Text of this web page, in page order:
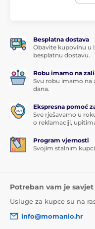
Besplatna dostava
Obavite kupovinu u
besplatnu dostavu.
Robu imamo na
Svu robu imamo na
dana.
Ekspresna pomoć
Sve rješavamo u
o reklamaciji,
Program vjernosti
Svojim stalnim
Potreban vam je savjet
Usluge za kupce su na
info@momanio.hr